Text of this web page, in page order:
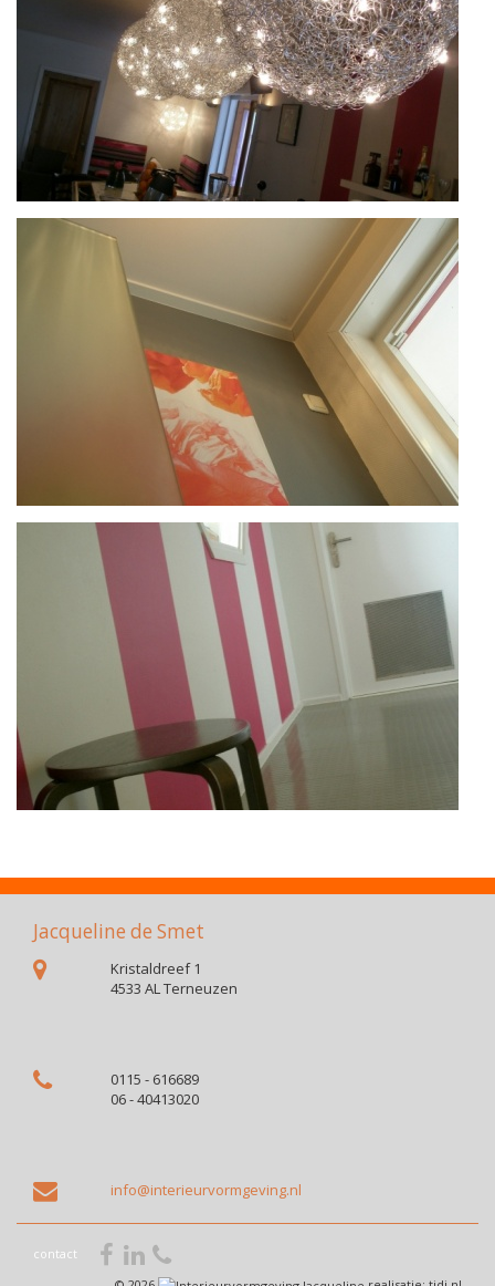
Jacqueline de Smet
Kristaldreef 1
4533 AL Terneuzen
0115 - 616689
06 - 40413020
info@interieurvormgeving.nl
contact